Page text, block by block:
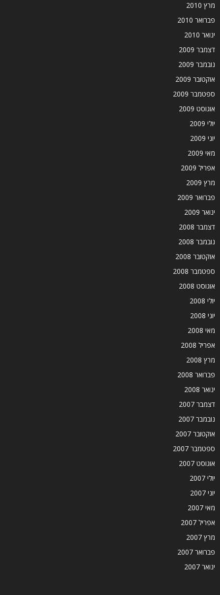
מרץ 2010
פברואר 2010
ינואר 2010
דצמבר 2009
נובמבר 2009
אוקטובר 2009
ספטמבר 2009
אוגוסט 2009
יולי 2009
יוני 2009
מאי 2009
אפריל 2009
מרץ 2009
פברואר 2009
ינואר 2009
דצמבר 2008
נובמבר 2008
אוקטובר 2008
ספטמבר 2008
אוגוסט 2008
יולי 2008
יוני 2008
מאי 2008
אפריל 2008
מרץ 2008
פברואר 2008
ינואר 2008
דצמבר 2007
נובמבר 2007
אוקטובר 2007
ספטמבר 2007
אוגוסט 2007
יולי 2007
יוני 2007
מאי 2007
אפריל 2007
מרץ 2007
פברואר 2007
ינואר 2007